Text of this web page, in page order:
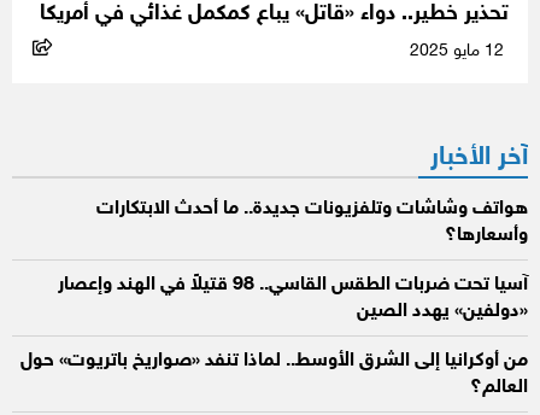
تحذير خطير.. دواء «قاتل» يباع كمكمل غذائي في أمريكا
آخر الأخبار
هواتف وشاشات وتلفزيونات جديدة.. ما أحدث الابتكارات
وأسعارها؟
آسيا تحت ضربات الطقس القاسي.. 98 قتيلاً في الهند وإعصار
«دولفين» يهدد الصين
من أوكرانيا إلى الشرق الأوسط.. لماذا تنفد «صواريخ باتريوت» حول
العالم؟